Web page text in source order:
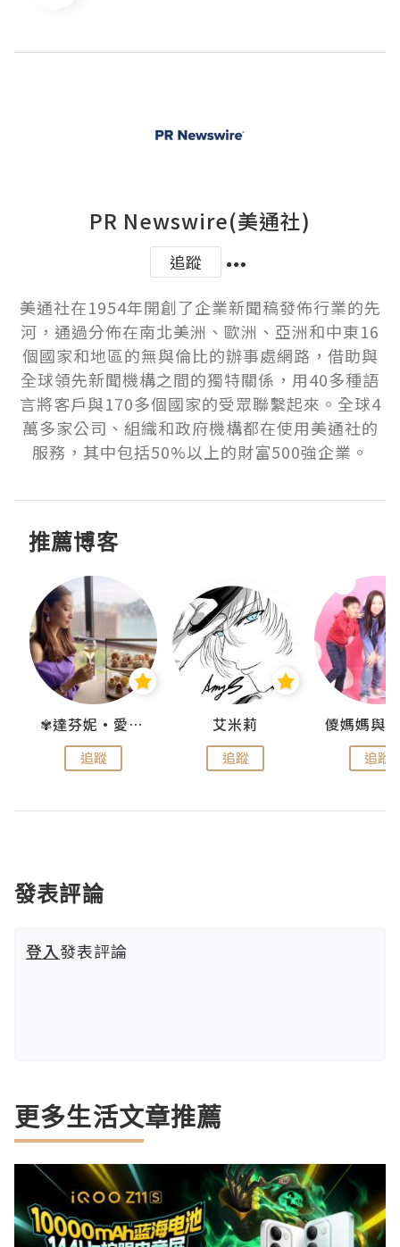
PR Newswire(美通社)
追蹤
美通社在1954年開創了企業新聞稿發佈行業的先
河，通過分佈在南北美洲、歐洲、亞洲和中東16
個國家和地區的無與倫比的辦事處網路，借助與
全球領先新聞機構之間的獨特關係，用40多種語
言將客戶與170多個國家的受眾聯繫起來。全球4
萬多家公司、組織和政府機構都在使用美通社的
服務，其中包括50%以上的財富500強企業。
推薦博客
✾達芬妮•愛孩子•愛生活✾
追蹤
艾米莉
追蹤 追蹤
發表評論
登入發表評論
更多生活文章推薦